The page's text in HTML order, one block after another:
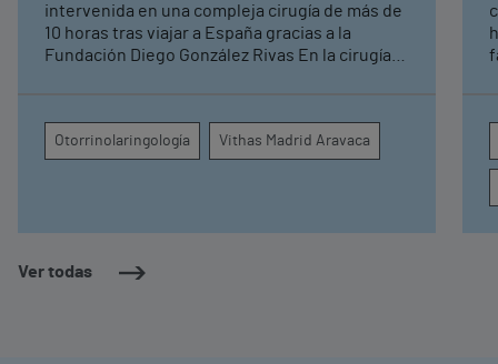
Ver todas
intervenida en una compleja cirugía de más de
10 horas tras viajar a España gracias a la
Fundación Diego González Rivas En la cirugía
Hospital Universitario Vithas Madrid Aravaca
Otorrinolaringología Vithas Madrid Aravaca